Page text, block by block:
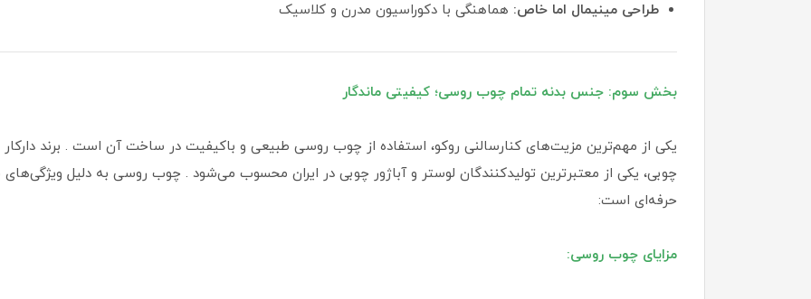
طراحی مینیمال اما خاص: هماهنگی با دکوراسیون مدرن و کلاسیک
بخش سوم: جنس بدنه تمام چوب روسی؛ کیفیتی ماندگار
چوبی، یکی از معتبرترین تولیدکنندگان لوستر و آباژور چوبی در ایران محسوب می‌شود . چوب روسی به دلیل
حرفه‌ای است:
مزایای چوب روسی: